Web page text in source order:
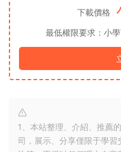
下載價格
最低權限要求：小
1、本站整理、介紹、推薦
司，展示、分享僅限于學